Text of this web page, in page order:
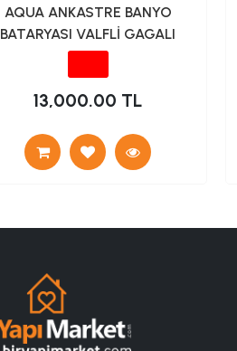
AQUA ANKASTRE BANYO
BATARYASI VALFLİ GAGALI
13,000.00 TL